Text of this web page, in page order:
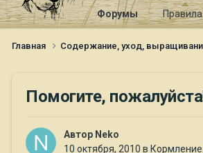
Форумы Правила
Главная Содержание, уход,
Помогите,
Автор Neko
10 октября, 2010 в